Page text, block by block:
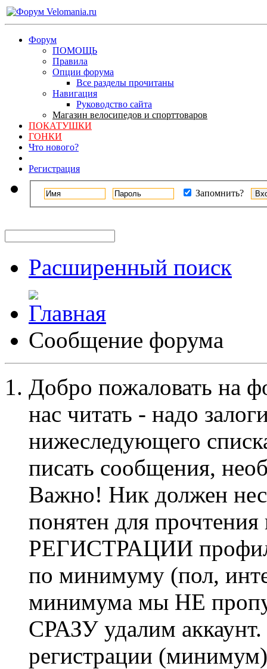
Форум
ПОМОЩЬ
Правила
Опции форума
Все разделы прочитаны
Навигация
Руководство сайта
Магазин велосипедов и спорттоваров
ПОКАТУШКИ
ГОНКИ
Что нового?
Регистрация
Запомнить?
Расширенный поиск
Сообщение форума
Добро пожаловать на
нас читать - надо
нижеследующего
писать сообщения,
Важно! Ник должен
понятен для
РЕГИСТРАЦИИ профиль
по минимуму (пол,
минимума мы НЕ
СРАЗУ удалим
регистрации